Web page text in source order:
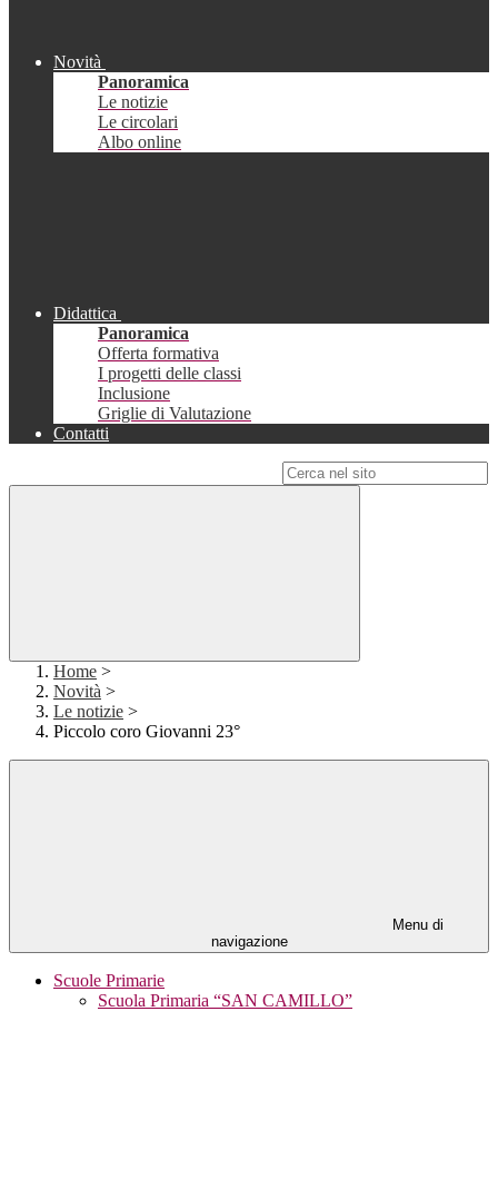
Novità
Panoramica
Le notizie
Le circolari
Albo online
Didattica
Panoramica
Offerta formativa
I progetti delle classi
Inclusione
Griglie di Valutazione
Contatti
Home >
Novità >
Le notizie >
Piccolo coro Giovanni 23°
Menu di
navigazione
Scuole Primarie
Scuola Primaria “SAN CAMILLO”